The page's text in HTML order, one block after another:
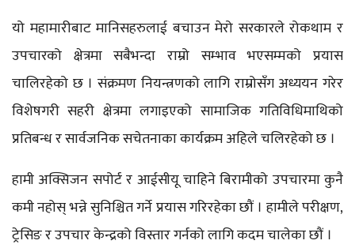
यो महामारीबाट मानिसहरुलाई बचाउन मेरो सरकारले रोकथाम र
उपचारको क्षेत्रमा सबैभन्दा राम्रो सम्भाव भएसम्मको प्रयास
चालिरहेको छ । संक्रमण नियन्त्रणको लागि राम्रोसँग अध्ययन गरेर
विशेषगरी सहरी क्षेत्रमा लगाइएको सामाजिक गतिविधिमाथिको
प्रतिबन्ध र सार्वजनिक सचेतनाका कार्यक्रम अहिले चलिरहेको छ ।
हामी अक्सिजन सपोर्ट र आईसीयू चाहिने बिरामीको उपचारमा कुनै
कमी नहोस् भन्ने सुनिश्चित गर्ने प्रयास गरिरहेका छौं । हामीले परीक्षण,
ट्रेसिङ र उपचार केन्द्रको विस्तार गर्नको लागि कदम चालेका छौं ।